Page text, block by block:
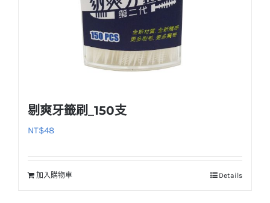
剔爽牙籤刷_150支
NT$48
加入購物車 Details